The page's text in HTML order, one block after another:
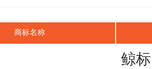
商标名称
鲸